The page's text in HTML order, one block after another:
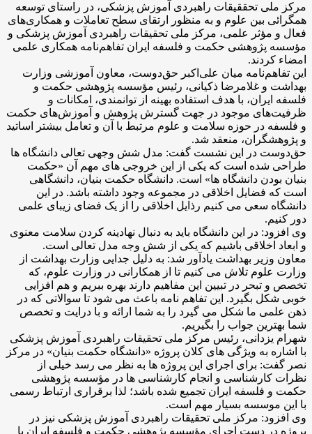
مرکز ملی تحققیقات راهبردی آموزش پزشکی، در راستای توسعه
همگرائی بین علوم و به منظور ارتقای سطح تعاملات و همکاری‌های
فعال و مؤثر علمی، مرکز ملی تحقیقات راهبردی آموزش پزشکی و
مؤسسه پژوهشی حکمت و فلسفه ایران تفاهم‌نامه همکاری علمی
امضاء کردند.
این تفاهم‌نامه میان علی‌اکبر حق‌دوست، معاون آموزشی وزارت
بهداشت و غلامرضا ذکیانی، رئیس مؤسسه پژوهشی حکمت و
فلسفه ایران، با هدف استفاده بهینه از توانمندی، امکانات و
ظرفیت‌های موجود در جهت گسترش پژوهش و آموزش‌های حکمت
و فلسفه در حوزه سلامت و علوم مرتبط با آن و تعامل بیشتر اساتید
و پژوهشگران، منعقد شد.
حق‌دوست در این نشست گفت: مدل شش وجهی تعالی دانشگاه ها
طراحی شده است که یکی از این خروجی های مهم آن «حکمت
بنیان بودن دانشگاه ها» است. دانشگاه حکمت بنیان، دانشگاهی
است که فضایل اخلاقی در مجموعه وجود داشته باشد. در این
دانشگاه سعی می کنیم رذایل اخلاقی را از یک فضای زیبای علمی
دور کنیم.
وی افزود: در این دانشگاه باید به دنبال نهادینه کردن سلامت معنوی
و ابعاد اخلاقی باشیم که یکی از شش وجه مدل تعالی است.
معاون وزیر بهداشت یادآور شد: به دلیل جدایی وزارت بهداشت از
وزارت علوم تلاش می کنیم تا از همکارانی در وزارت علوم، که
تخصص و تبحر در تبیین این مفاهیم دارند بهره ببریم و هم افزایی
خوبی شکل بگیرد. این تفاهم نامه باعث می شود تا سوالاتی که در
ذهن علمی ما شکل می گیرد را به شما ارائه و با درایت و تخصص
شما بهترین جواب را بگیریم.
شهرام یزدانی، رئیس مرکز ملی تحقیقات راهبردی آموزش پزشکی
با اشاره به ویژگی های کلان پروژه «دانشگاه حکمت بنیان» در مرکز
نصر گفت: برای اجرای این پروژه ها به نظر می رسد خیلی از
نظرات کارشناسی و انجام کارشناسی ها در مؤسسه پژوهشی
حکمت و فلسفه ایران تجمیع شده باشد؛ لذا برقراری ارتباط رسمی
با این موسسه بسیار مهم است.
وی افزود: مرکز ملی تحقیقات راهبردی آموزش پزشکی نیز در
پروژه در دست اجرای مؤسسه پژوهشی حکمت و فلسفه ایران با